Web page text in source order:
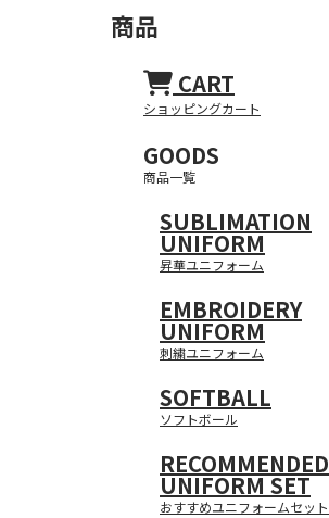
商品
CART
ショッピングカート
GOODS
商品一覧
SUBLIMATION
UNIFORM
昇華ユニフォーム
EMBROIDERY
UNIFORM
刺繍ユニフォーム
SOFTBALL
ソフトボール
RECOMMENDED
UNIFORM SET
おすすめユニフォームセット